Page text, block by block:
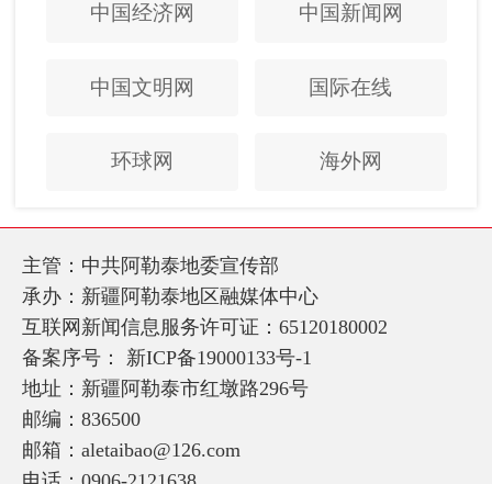
中国经济网 中国新闻网
中国文明网 国际在线
环球网 海外网
主管：中共阿勒泰地委宣传部
承办：新疆阿勒泰地区融媒体中心
互联网新闻信息服务许可证：65120180002
备案序号： 新ICP备19000133号-1
地址：新疆阿勒泰市红墩路296号
邮编：836500
邮箱：aletaibao@126.com